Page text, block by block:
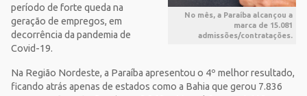
No mês, a Paraíba alcançou a
marca de 15.081
admissões/contratações.
período de forte queda na
geração de empregos, em
decorrência da pandemia de
Covid-19.
Na Região Nordeste, a Paraíba apresentou o 4º melhor resultado,
ficando atrás apenas de estados como a Bahia que gerou 7.836